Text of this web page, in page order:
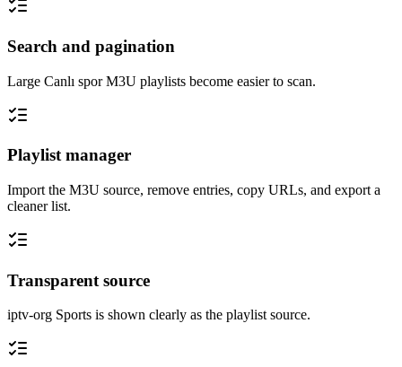
Search and pagination
Large Canlı spor M3U playlists become easier to scan.
Playlist manager
Import the M3U source, remove entries, copy URLs, and export a
cleaner list.
Transparent source
iptv-org Sports is shown clearly as the playlist source.